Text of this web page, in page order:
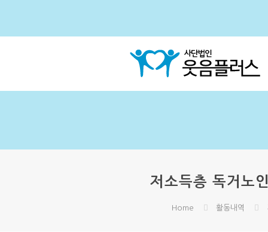
저소득층 독거노
Home 활동내역